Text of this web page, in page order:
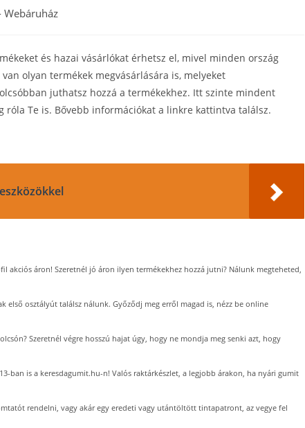
Webáruház
és hazai vásárlókat érhetsz el, mivel minden ország
olyan termékek megvásárlására is, melyeket
juthatsz hozzá a termékekhez. Itt szinte mindent
róla Te is. Bővebb információkat a linkre kattintva találsz.
akciós áron! Szeretnél jó áron ilyen termékekhez hozzá jutni? Nálunk megteheted,
első osztályút találsz nálunk. Győződj meg erről magad is, nézz be online
Szeretnél végre hosszú hajat úgy, hogy ne mondja meg senki azt, hogy
ban is a keresdagumit.hu-n! Valós raktárkészlet, a legjobb árakon, ha nyári gumit
rendelni, vagy akár egy eredeti vagy utántöltött tintapatront, az vegye fel